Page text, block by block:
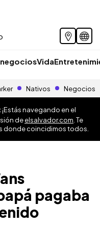
Vida
Nativos Negocios
¡Estás navegando en el
deelsalvador.com . Te
donde coincidimos todos.
pagaba